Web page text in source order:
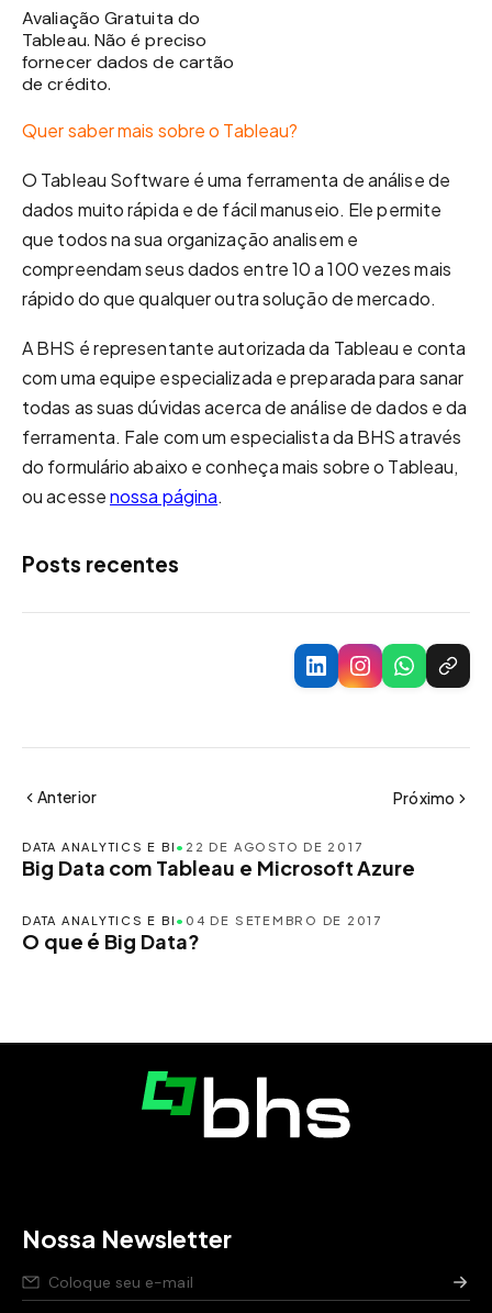
Avaliação Gratuita do
Tableau. Não é preciso
fornecer dados de cartão
de crédito.
Quer saber mais sobre o Tableau?
O Tableau Software é uma ferramenta de análise de
dados muito rápida e de fácil manuseio. Ele permite
que todos na sua organização analisem e
compreendam seus dados entre 10 a 100 vezes mais
rápido do que qualquer outra solução de mercado.
A BHS é representante autorizada da Tableau e conta
com uma equipe especializada e preparada para sanar
todas as suas dúvidas acerca de análise de dados e da
ferramenta. Fale com um especialista da BHS através
do formulário abaixo e conheça mais sobre o Tableau,
ou acessenossa página.
Posts recentes
Anterior Próximo
DATA ANALYTICS E BI • 22 DE AGOSTO DE 2017
Big Data com Tableau e Microsoft Azure
DATA ANALYTICS E BI • 04 DE SETEMBRO DE 2017
O que é Big Data?
Nossa Newsletter